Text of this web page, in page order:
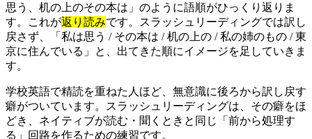
思う、机の上のその本は」のように語順がひっくり返りま
す。これが返り読みです。スラッシュリーディングでは訳し
戻さず、「私は思う / その本は / 机の上の / 私の姉のもの / 東
京に住んでいる」と、出てきた順にイメージを足していきま
す。
学校英語で精読を重ねた人ほど、無意識に後ろから訳し戻す
癖がついています。スラッシュリーディングは、その癖をほ
どき、ネイティブが読む・聞くときと同じ「前から処理す
る」回路を作るための練習です。